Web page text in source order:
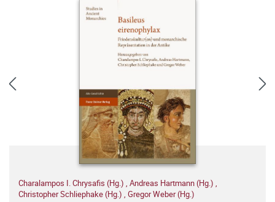
Charalampos I. Chrysafis (Hg.) , Andreas Hartmann (Hg.) ,
Christopher Schliephake (Hg.) , Gregor Weber (Hg.)